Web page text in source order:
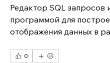
Редактор SQL запросов
программой для
отображения данных в
0